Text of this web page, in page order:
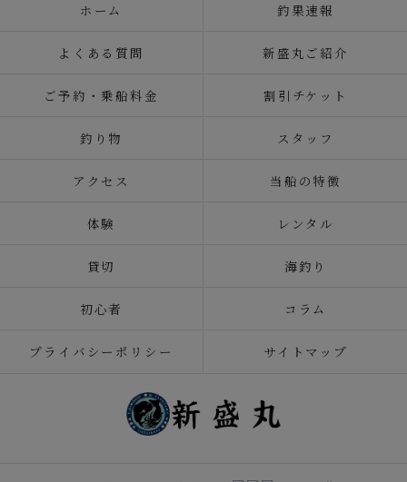
ホーム 釣果速報
よくある質問 新盛丸ご紹介
ご予約・乗船料金 割引チケット
釣り物 スタッフ
アクセス 当船の特徴
体験 レンタル
貸切 海釣り
初心者 コラム
プライバシーポリシー サイトマップ